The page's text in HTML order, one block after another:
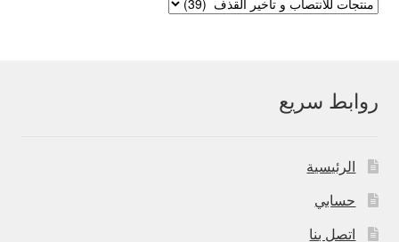
روابط سريع
الرئيسية
حسابي
اتصل بنا